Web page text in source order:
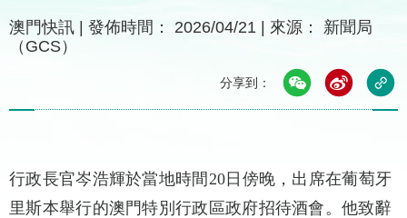
澳門快訊 | 發佈時間： 2026/04/21 | 來源： 新聞局
（GCS）
分享到：
行政長官岑浩輝於當地時間20日傍晚，出席在葡萄牙
里斯本舉行的澳門特別行政區政府招待酒會。他致辭